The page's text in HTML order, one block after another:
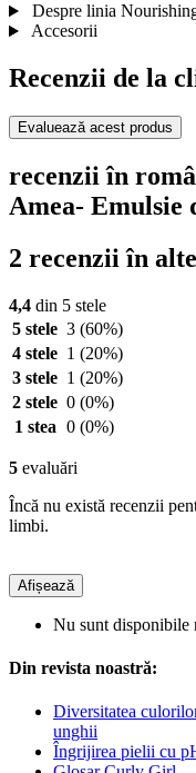
Despre linia
Accesorii
Recenzii de la
Evaluează acest produs
recenzii în
Amea- Emulsie
2 recenzii în
4,4 din 5 stele
5 stele 3 (60%)
4 stele 1 (20%)
3 stele 1 (20%)
2 stele 0 (0%)
1 stea 0 (0%)
5 evaluări
Încă nu există recenzii
limbi.
Afișează
Nu sunt disponibile
Din revista noastră:
Diversitatea
unghii
Îngrijirea pielii cu